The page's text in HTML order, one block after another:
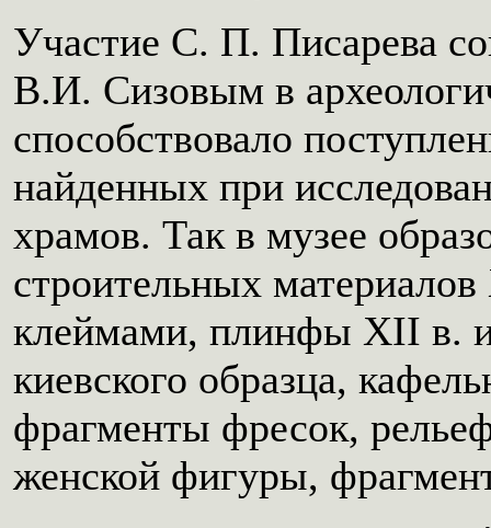
Участие С. П. Писарева
В.И. Сизовым в
способствовало
найденных при
храмов. Так в музее
строительных
клеймами, плинфы XII в.
киевского образца,
фрагменты фресок,
женской фигуры,